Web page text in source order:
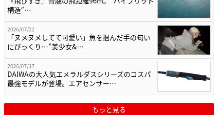
構造”…
2026/07/22
「ヌメヌメしてて可愛い」魚を掴んだ手の匂い
にびっくり…”美少女&…
2026/07/17
DAIWAの大人気エメラルダスシリーズのコスパ
最強モデルが登場。エアセンサー…
もっと見る